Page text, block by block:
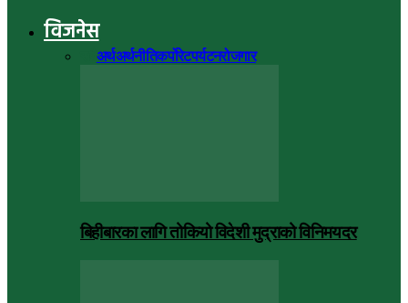
विजनेस
अर्थअर्थनीतिकर्पोरेटपर्यटनरोजगार
बिहीबारका लागि तोकियो विदेशी मुद्राको विनिमयदर